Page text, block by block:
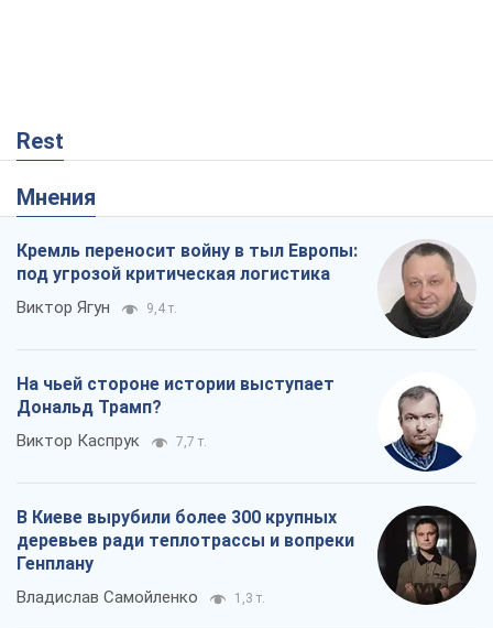
Rest
Мнения
Кремль переносит войну в тыл Европы:
под угрозой критическая логистика
Виктор Ягун 9,4 т.
На чьей стороне истории выступает
Дональд Трамп?
Виктор Каспрук 7,7 т.
В Киеве вырубили более 300 крупных
деревьев ради теплотрассы и вопреки
Генплану
Владислав Самойленко 1,3 т.